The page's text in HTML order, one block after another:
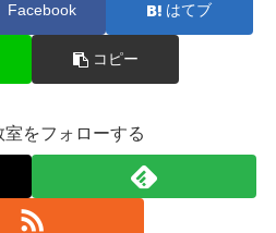
Facebook はてブ
コピー
室をフォローする